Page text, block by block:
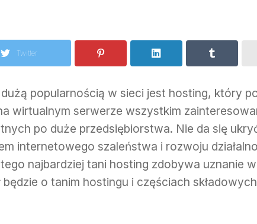
Twitter
popularnością w sieci jest hosting, który
wirtualnym serwerze wszystkim
po duże przedsiębiorstwa. Nie da się
internetowego szaleństwa i rozwoju
najbardziej tani hosting zdobywa uznanie
o tanim hostingu i częściach